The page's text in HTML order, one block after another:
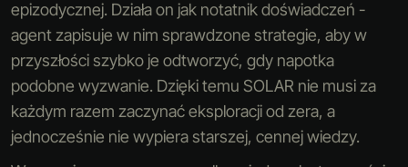
epizodycznej. Działa on jak notatnik doświadczeń -
agent zapisuje w nim sprawdzone strategie, aby w
przyszłości szybko je odtworzyć, gdy napotka
podobne wyzwanie. Dzięki temu SOLAR nie musi za
każdym razem zaczynać eksploracji od zera, a
jednocześnie nie wypiera starszej, cennej wiedzy.